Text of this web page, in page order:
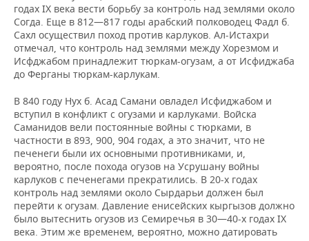
годах IX века вести борьбу за контроль над землями около
Согда. Еще в 812—817 годы арабский полководец Фадл б.
Сахл осуществил поход против карлуков. Ал-Истахри
отмечал, что контроль над землями между Хорезмом и
Исфджабом принадлежит тюркам-огузам, а от Исфиджаба
до Ферганы тюркам-карлукам.
В 840 году Нух б. Асад Самани овладел Исфиджабом и
вступил в конфликт с огузами и карлуками. Войска
Саманидов вели постоянные войны с тюрками, в
частности в 893, 900, 904 годах, а это значит, что не
печенеги были их основными противниками, и,
вероятно, после похода огузов на Усрушану войны
карлуков с печенегами прекратились. В 20-х годах
контроль над землями около Сырдарьи должен был
перейти к огузам. Давление енисейских кыргызов должно
было вытеснить огузов из Семиречья в 30—40-х годах IX
века. Этим же временем, вероятно, можно датировать